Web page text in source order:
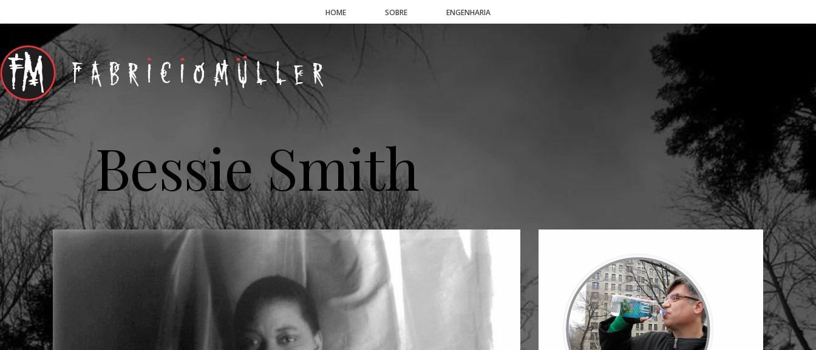
HOME SOBRE ENGENHARIA
Bessie Smith